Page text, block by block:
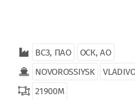
ВСЗ, ПАО
ОСК, АО
NOVOROSSIYSK
21900М